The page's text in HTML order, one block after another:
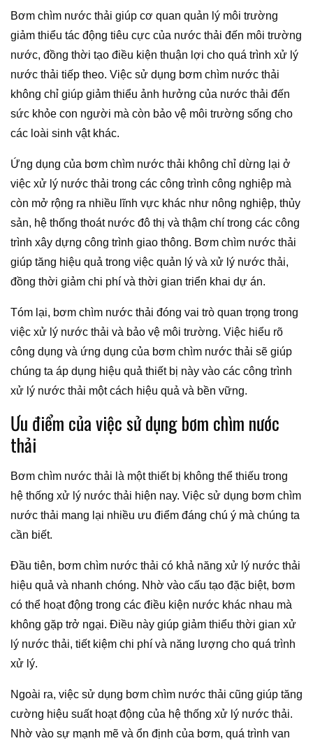
Bơm chìm nước thải giúp cơ quan quản lý môi trường
giảm thiểu tác động tiêu cực của nước thải đến môi trường
nước, đồng thời tạo điều kiện thuận lợi cho quá trình xử lý
nước thải tiếp theo. Việc sử dụng bơm chìm nước thải
không chỉ giúp giảm thiểu ảnh hưởng của nước thải đến
sức khỏe con người mà còn bảo vệ môi trường sống cho
các loài sinh vật khác.
Ứng dụng của bơm chìm nước thải không chỉ dừng lại ở
việc xử lý nước thải trong các công trình công nghiệp mà
còn mở rộng ra nhiều lĩnh vực khác như nông nghiệp, thủy
sản, hệ thống thoát nước đô thị và thậm chí trong các công
trình xây dựng công trình giao thông. Bơm chìm nước thải
giúp tăng hiệu quả trong việc quản lý và xử lý nước thải,
đồng thời giảm chi phí và thời gian triển khai dự án.
Tóm lại, bơm chìm nước thải đóng vai trò quan trọng trong
việc xử lý nước thải và bảo vệ môi trường. Việc hiểu rõ
công dụng và ứng dụng của bơm chìm nước thải sẽ giúp
chúng ta áp dụng hiệu quả thiết bị này vào các công trình
xử lý nước thải một cách hiệu quả và bền vững.
Ưu điểm của việc sử dụng bơm chìm nước
thải
Bơm chìm nước thải là một thiết bị không thể thiếu trong
hệ thống xử lý nước thải hiện nay. Việc sử dụng bơm chìm
nước thải mang lại nhiều ưu điểm đáng chú ý mà chúng ta
cần biết.
Đầu tiên, bơm chìm nước thải có khả năng xử lý nước thải
hiệu quả và nhanh chóng. Nhờ vào cấu tạo đặc biệt, bơm
có thể hoạt động trong các điều kiện nước khác nhau mà
không gặp trở ngại. Điều này giúp giảm thiểu thời gian xử
lý nước thải, tiết kiệm chi phí và năng lượng cho quá trình
xử lý.
Ngoài ra, việc sử dụng bơm chìm nước thải cũng giúp tăng
cường hiệu suất hoạt động của hệ thống xử lý nước thải.
Nhờ vào sự mạnh mẽ và ổn định của bơm, quá trình van